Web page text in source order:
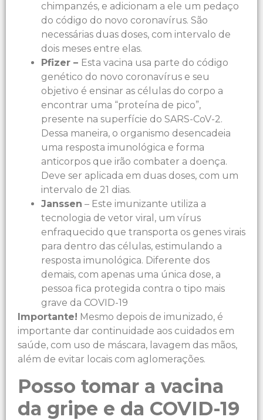
chimpanzés, e adicionam a ele um pedaço
do código do novo coronavírus. São
necessárias duas doses, com intervalo de
dois meses entre elas.
Pfizer – Esta vacina usa parte do código
genético do novo coronavírus e seu
objetivo é ensinar as células do corpo a
encontrar uma “proteína de pico”,
presente na superfície do SARS-CoV-2.
Dessa maneira, o organismo desencadeia
uma resposta imunológica e forma
anticorpos que irão combater a doença.
Deve ser aplicada em duas doses, com um
intervalo de 21 dias.
Janssen – Este imunizante utiliza a
tecnologia de vetor viral, um vírus
enfraquecido que transporta os genes virais
para dentro das células, estimulando a
resposta imunológica. Diferente dos
demais, com apenas uma única dose, a
pessoa fica protegida contra o tipo mais
grave da COVID-19
Importante! Mesmo depois de imunizado, é
importante dar continuidade aos cuidados em
saúde, com uso de máscara, lavagem das mãos,
além de evitar locais com aglomerações.
Posso tomar a vacina
da gripe e da COVID-19